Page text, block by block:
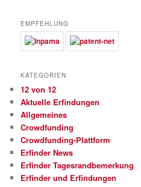
EMPFEHLUNG
KATEGORIEN
12 von 12
Aktuelle Erfindungen
Allgemeines
Crowdfunding
Crowdfunding-Plattform
Erfinder News
Erfinder Tagesrandbemerkung
Erfinder und Erfindungen